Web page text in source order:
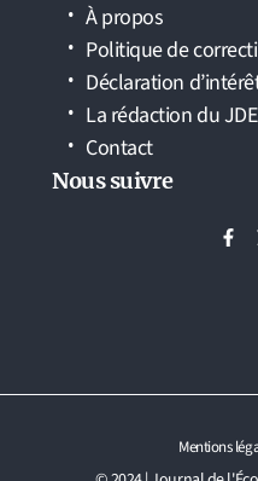
À propos
Politique de
Déclaration
La rédaction du JDE
Contact
Nous suivre
Mentions